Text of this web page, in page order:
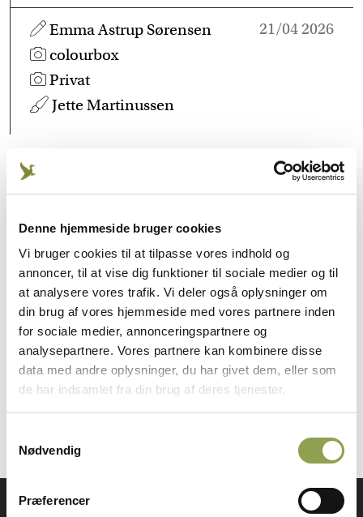
Denne hjemmeside bruger cookies
Vi bruger cookies til at tilpasse vores indhold og
annoncer, til at vise dig funktioner til sociale medier og til
at analysere vores trafik. Vi deler også oplysninger om
din brug af vores hjemmeside med vores partnere inden
for sociale medier, annonceringspartnere og
analysepartnere. Vores partnere kan kombinere disse
data med andre oplysninger, du har givet dem, eller som
de har indsamlet fra din brug af deres tjenester.
Nødvendig
Præferencer
Emma Astrup Sørensen
colourbox
Privat
Jette Martinussen
21/04 2026
Men midt i beundringen ligger et paradoks. For
bukkejagtens grundlæggende principper faktisk at
udøve målrettet afskydning, hvor unge og mindre
egnede bukke samt ældre, afgående individer
indgår som en naturlig del af en sund
aldersstruktur. Bukkejagten er – eller burde være –
et redskab til forvaltning, hvor der er et særligt
fokus på, at svagere individer tages ud af
bestanden, så bestandens sundhed styrkes på sigt.